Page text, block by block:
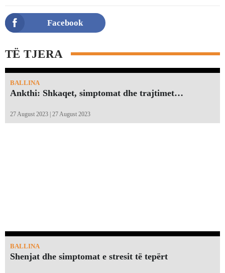
Facebook
TË TJERA
BALLINA
Ankthi: Shkaqet, simptomat dhe trajtimet…
27 August 2023 | 27 August 2023
BALLINA
Shenjat dhe simptomat e stresit të tepërt